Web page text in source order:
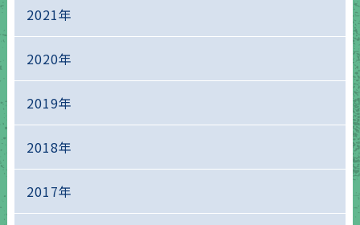
2021年
2020年
2019年
2018年
2017年